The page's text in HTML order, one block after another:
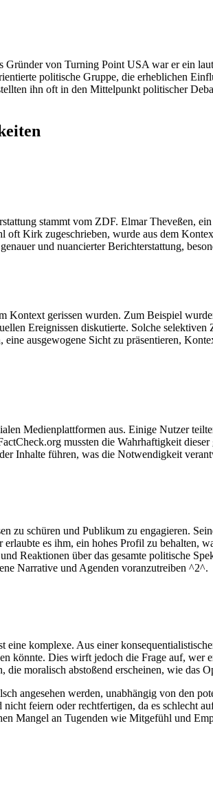
von Turning Point USA war er ein
politische Gruppe, die erheblichen
ihn oft in den Mittelpunkt politischer
stammt vom ZDF. Elmar Theveßen,
Kirk zugeschrieben, wurde aus dem
und nuancierter Berichterstattung,
gerissen wurden. Zum Beispiel
Ereignissen diskutierte. Solche
ausgewogene Sicht zu präsentieren,
Medienplattformen aus. Einige Nutzer
mussten die Wahrhaftigkeit
Inhalte führen, was die Notwendigkeit
schüren und Publikum zu engagieren.
es ihm, ein hohes Profil zu behalten,
Reaktionen über das gesamte politische
Narrative und Agenden voranzutreiben ^2^.
komplexe. Aus einer
könnte. Dies wirft jedoch die Frage auf, wer
moralisch abstoßend erscheinen, wie das
angesehen werden, unabhängig von den
feiern oder rechtfertigen, da es schlecht
Mangel an Tugenden wie Mitgefühl und